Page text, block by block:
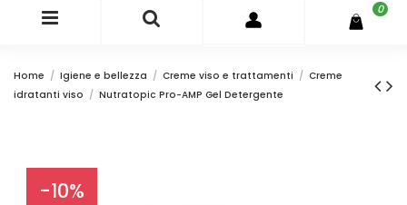
0
Home Igiene e bellezza Creme viso e trattamenti
Creme
idratanti viso
Nutratopic Pro-AMP Gel Detergente
-10%